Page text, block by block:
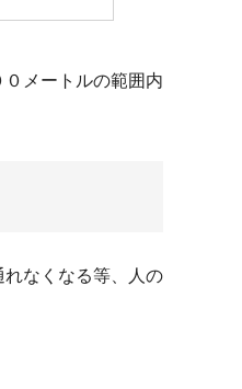
メートルの範囲内
なくなる等、人の